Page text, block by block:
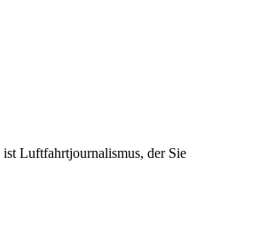
Luftfahrtjournalismus, der Sie